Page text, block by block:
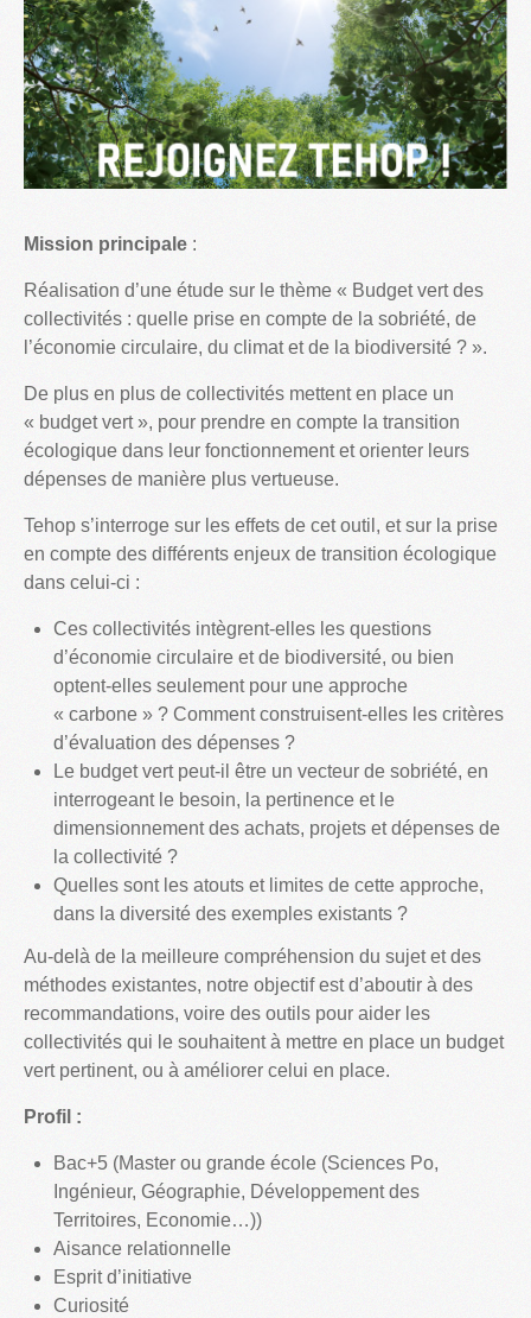
Mission principale :
Réalisation d’une étude sur le thème « Budget vert des
collectivités : quelle prise en compte de la sobriété, de
l’économie circulaire, du climat et de la biodiversité ? ».
De plus en plus de collectivités mettent en place un
« budget vert », pour prendre en compte la transition
écologique dans leur fonctionnement et orienter leurs
dépenses de manière plus vertueuse.
Tehop s’interroge sur les effets de cet outil, et sur la prise
en compte des différents enjeux de transition écologique
dans celui-ci :
Ces collectivités intègrent-elles les questions
d’économie circulaire et de biodiversité, ou bien
optent-elles seulement pour une approche
« carbone » ? Comment construisent-elles les critères
d’évaluation des dépenses ?
Le budget vert peut-il être un vecteur de sobriété, en
interrogeant le besoin, la pertinence et le
dimensionnement des achats, projets et dépenses de
la collectivité ?
Quelles sont les atouts et limites de cette approche,
dans la diversité des exemples existants ?
Au-delà de la meilleure compréhension du sujet et des
méthodes existantes, notre objectif est d’aboutir à des
recommandations, voire des outils pour aider les
collectivités qui le souhaitent à mettre en place un budget
vert pertinent, ou à améliorer celui en place.
Profil :
Bac+5 (Master ou grande école (Sciences Po,
Ingénieur, Géographie, Développement des
Territoires, Economie…))
Aisance relationnelle
Esprit d’initiative
Curiosité